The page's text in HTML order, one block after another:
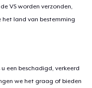
VS worden verzonden,
land van bestemming
een beschadigd, verkeerd
we het graag of bieden